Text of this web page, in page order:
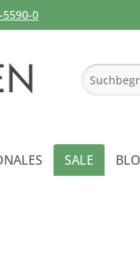
5590-0
SALE